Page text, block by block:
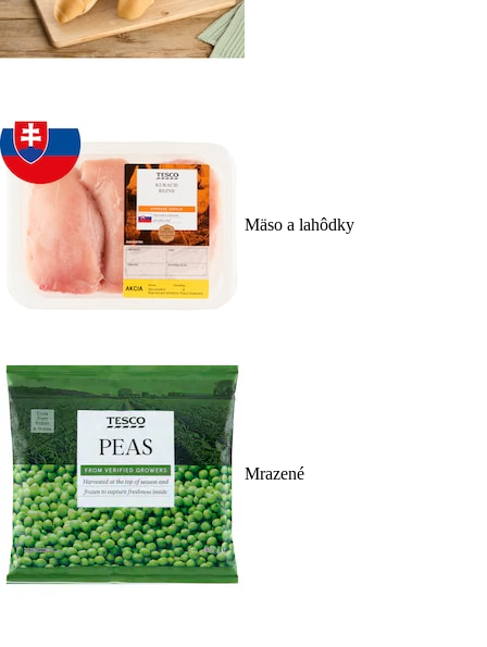
Mäso a lahôdky
Mrazené